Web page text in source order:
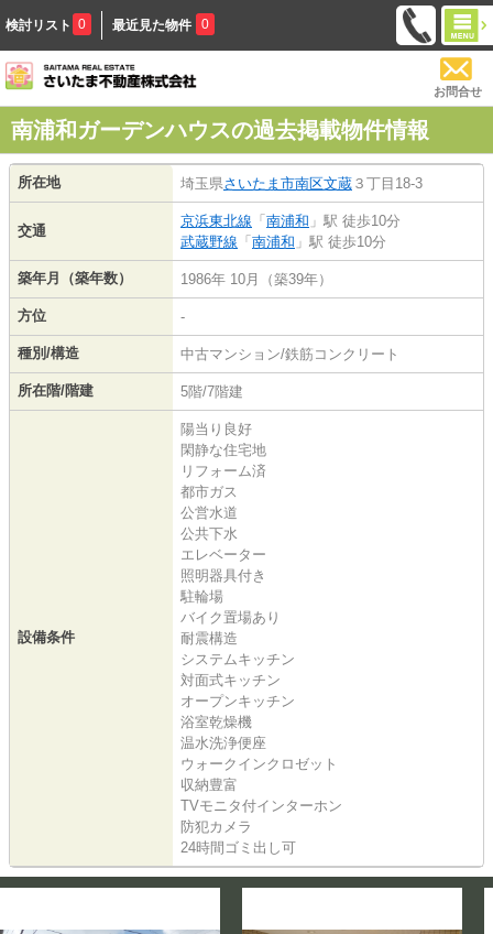
検討リスト 0 最近見た物件 0
お問合せ
南浦和ガーデンハウスの過去掲載物件情報
所在地 埼玉県さいたま市南区文蔵 ３丁目18-3
交通
京浜東北線 「 南浦和 」駅 徒歩10分
武蔵野線 「 南浦和 」駅 徒歩10分
築年月（築年数） 1986年 10月（築39年）
方位 -
種別/構造 中古マンション/鉄筋コンクリート
所在階/階建 5階/7階建
設備条件
陽当り良好
閑静な住宅地
リフォーム済
都市ガス
公営水道
公共下水
エレベーター
照明器具付き
駐輪場
バイク置場あり
耐震構造
システムキッチン
対面式キッチン
オープンキッチン
浴室乾燥機
温水洗浄便座
ウォークインクロゼット
収納豊富
TVモニタ付インターホン
防犯カメラ
24時間ゴミ出し可